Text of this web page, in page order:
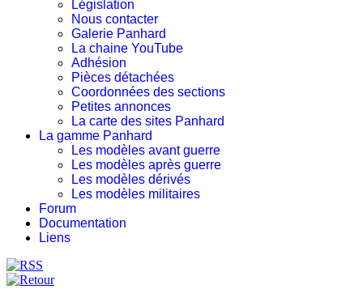
Législation
Nous contacter
Galerie Panhard
La chaine YouTube
Adhésion
Pièces détachées
Coordonnées des sections
Petites annonces
La carte des sites Panhard
La gamme Panhard
Les modèles avant guerre
Les modèles après guerre
Les modèles dérivés
Les modèles militaires
Forum
Documentation
Liens